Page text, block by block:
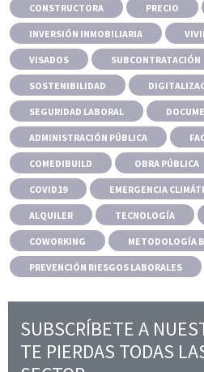
CONSTRUCTORA PRECIO
INVERSIÓN INMOBILIARIA
VISADOS SUBCONTRATACIÓN
SOSTENIBILIDAD
SEGURIDAD LABORAL
ADMINISTRACIÓN PÚBLICA
COMEDIBUILD OBRA PÚBLICA
COVID19 EMERGENCIA
ALQUILER TECNOLOGÍA
COWORKING METODOLOGÍA
PREVENCIÓN RIESGOS LABORALES
SUBSCRÍBETE A
TE PIERDAS TODAS